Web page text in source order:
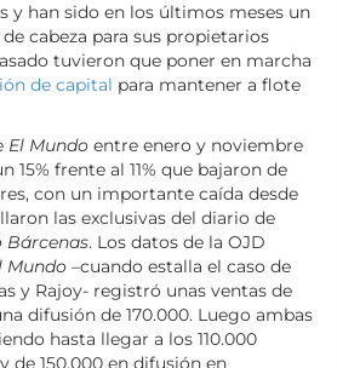
y han sido en los últimos meses un
cabeza para sus propietarios
tuvieron que poner en marcha
de capital para mantener a flote
El Mundo entre enero y noviembre
15% frente al 11% que bajaron de
con un importante caída desde
las exclusivas del diario de
Bárcenas. Los datos de la OJD
Mundo –cuando estalla el caso de
y Rajoy- registró unas ventas de
difusión de 170.000. Luego ambas
hasta llegar a los 110.000
de 150.000 en difusión en